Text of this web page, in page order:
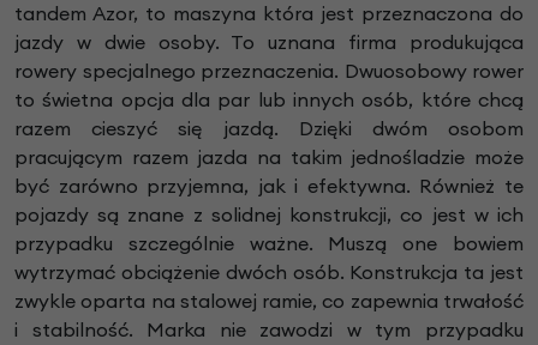
tandem Azor, to maszyna która jest przeznaczona do
jazdy w dwie osoby. To uznana firma produkująca
rowery specjalnego przeznaczenia. Dwuosobowy rower
to świetna opcja dla par lub innych osób, które chcą
razem cieszyć się jazdą. Dzięki dwóm osobom
pracującym razem jazda na takim jednośladzie może
być zarówno przyjemna, jak i efektywna. Również te
pojazdy są znane z solidnej konstrukcji, co jest w ich
przypadku szczególnie ważne. Muszą one bowiem
wytrzymać obciążenie dwóch osób. Konstrukcja ta jest
zwykle oparta na stalowej ramie, co zapewnia trwałość
i stabilność. Marka nie zawodzi w tym przypadku